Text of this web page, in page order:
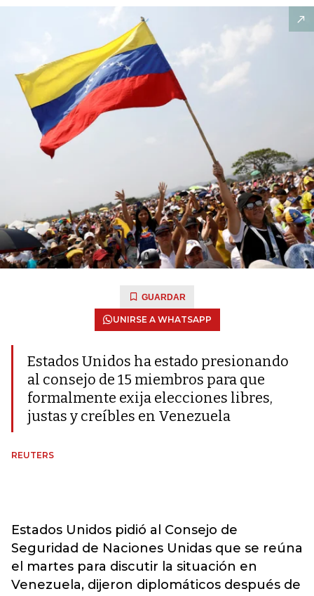
GUARDAR
UNIRSE A WHATSAPP
Estados Unidos ha estado presionando
al consejo de 15 miembros para que
formalmente exija elecciones libres,
justas y creíbles en Venezuela
REUTERS
Estados Unidos pidió al Consejo de
Seguridad de Naciones Unidas que se reúna
el martes para discutir la situación en
Venezuela, dijeron diplomáticos después de